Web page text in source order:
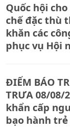
Quốc hội
chế đặc thù
khăn các
phục vụ Hội
ĐIỂM BÁO
TRƯA 08/08/
khẩn cấp
bạo hành trẻ